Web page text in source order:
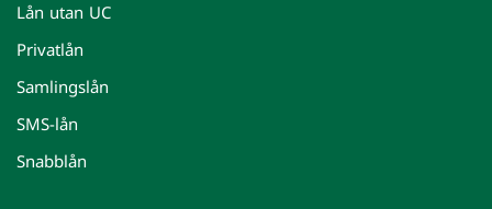
Lån utan UC
Privatlån
Samlingslån
SMS-lån
Snabblån